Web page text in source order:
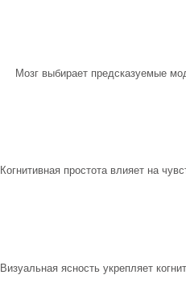
Мозг выбирает предсказуемые
Когнитивная простота влияет на
Визуальная ясность укрепляет